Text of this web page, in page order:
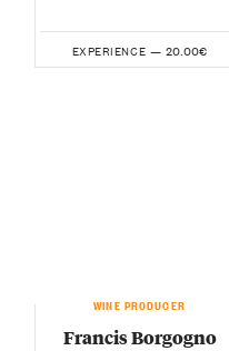
EXPERIENCE — 20.00€
WINE PRODUCER
Francis Borgogno